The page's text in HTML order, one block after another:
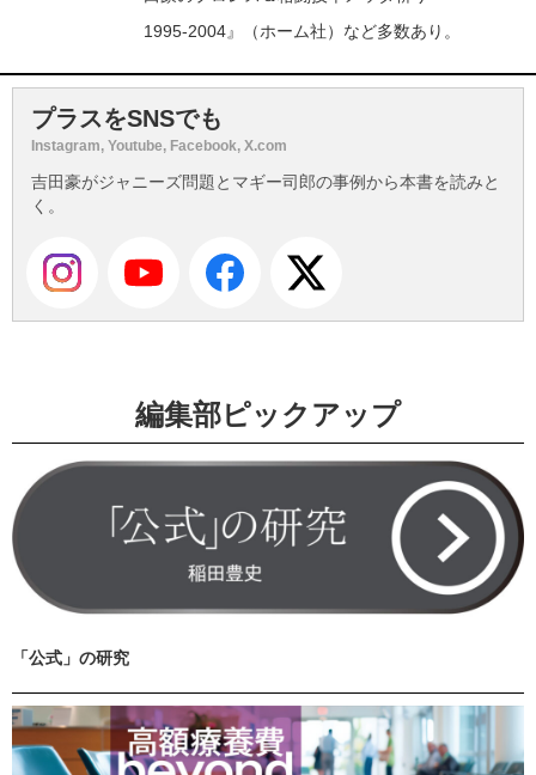
1995-2004』（ホーム社）など多数あり。
プラスをSNSでも
Instagram, Youtube, Facebook, X.com
吉田豪がジャニーズ問題とマギー司郎の事例から本書を読みと
く。
編集部ピックアップ
「公式」の研究